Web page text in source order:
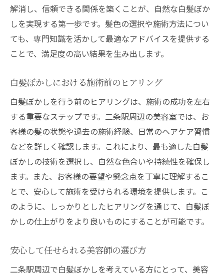
解消し、信頼できる関係を築くことが、自然な白髪ぼか
しを実現する第一歩です。髪色の選択や施術方法につい
ても、専門知識を活かして最適なアドバイスを提供する
ことで、満足度の高い結果を生み出します。
白髪ぼかしにおける施術前のヒアリング
白髪ぼかしを行う前のヒアリングは、施術の成功を左右
する重要なステップです。二条駅周辺の美容室では、お
客様の髪の状態や過去の施術経験、日常のヘアケア習慣
などを詳しく確認します。これにより、最も適した白髪
ぼかしの技術を選択し、自然な色合いや持続性を確保し
ます。また、お客様の要望や懸念点を丁寧に理解するこ
とで、安心して施術を受けられる環境を提供します。こ
のように、しっかりとしたヒアリングを通じて、白髪ぼ
かしの仕上がりをより良いものにすることが可能です。
安心して任せられる美容師の選び方
二条駅周辺で白髪ぼかしを考えている方にとって、美容